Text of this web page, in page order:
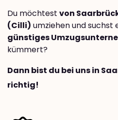
Du möchtest von
(Cilli) umziehen und suchst
günstiges
kümmert?
Dann bist du bei uns in
richtig!